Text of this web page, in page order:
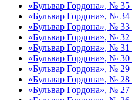
«Бульвар Гордона», № 35
«Бульвар Гордона», № 34
«Бульвар Гордона», № 33
«Бульвар Гордона», № 32
«Бульвар Гордона», № 31
«Бульвар Гордона», №
«Бульвар Гордона», №
«Бульвар Гордона», №
«Бульвар Гордона», №